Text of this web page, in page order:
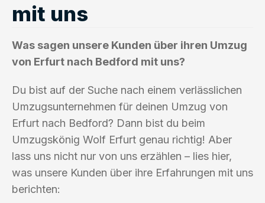
mit uns
Was sagen unsere Kunden über ihren Umzug
von Erfurt nach Bedford mit uns?
Du bist auf der Suche nach einem verlässlichen
Umzugsunternehmen für deinen Umzug von
Erfurt nach Bedford? Dann bist du beim
Umzugskönig Wolf Erfurt genau richtig! Aber
lass uns nicht nur von uns erzählen – lies hier,
was unsere Kunden über ihre Erfahrungen mit uns
berichten: